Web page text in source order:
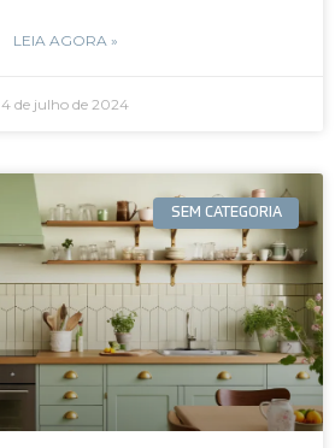
LEIA AGORA »
4 de julho de 2024
SEM CATEGORIA